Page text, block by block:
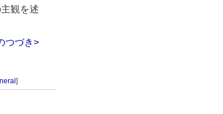
観を述
つづき>
]